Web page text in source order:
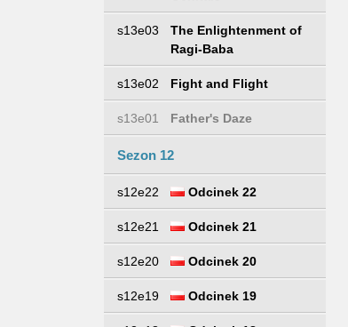
s13e03
The Enlightenment of
Ragi-Baba
s13e02 Fight and Flight
s13e01 Father's Daze
Sezon 12
s12e22 Odcinek 22
s12e21 Odcinek 21
s12e20 Odcinek 20
s12e19 Odcinek 19